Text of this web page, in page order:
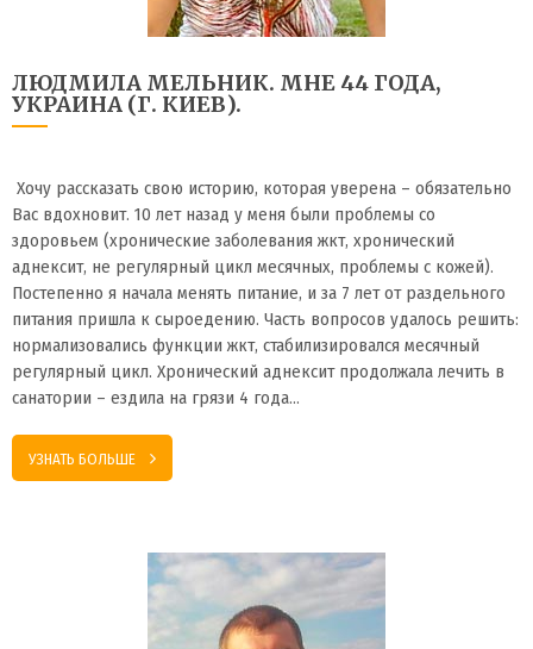
ЛЮДМИЛА МЕЛЬНИК. МНЕ 44 ГОДА,
УКРАИНА (Г. КИЕВ).
Хочу рассказать свою историю, которая уверена – обязательно
Вас вдохновит. 10 лет назад у меня были проблемы со
здоровьем (хронические заболевания жкт, хронический
аднексит, не регулярный цикл месячных, проблемы с кожей).
Постепенно я начала менять питание, и за 7 лет от раздельного
питания пришла к сыроедению. Часть вопросов удалось решить:
нормализовались функции жкт, стабилизировался месячный
регулярный цикл. Хронический аднексит продолжала лечить в
санатории – ездила на грязи 4 года…
УЗНАТЬ БОЛЬШЕ